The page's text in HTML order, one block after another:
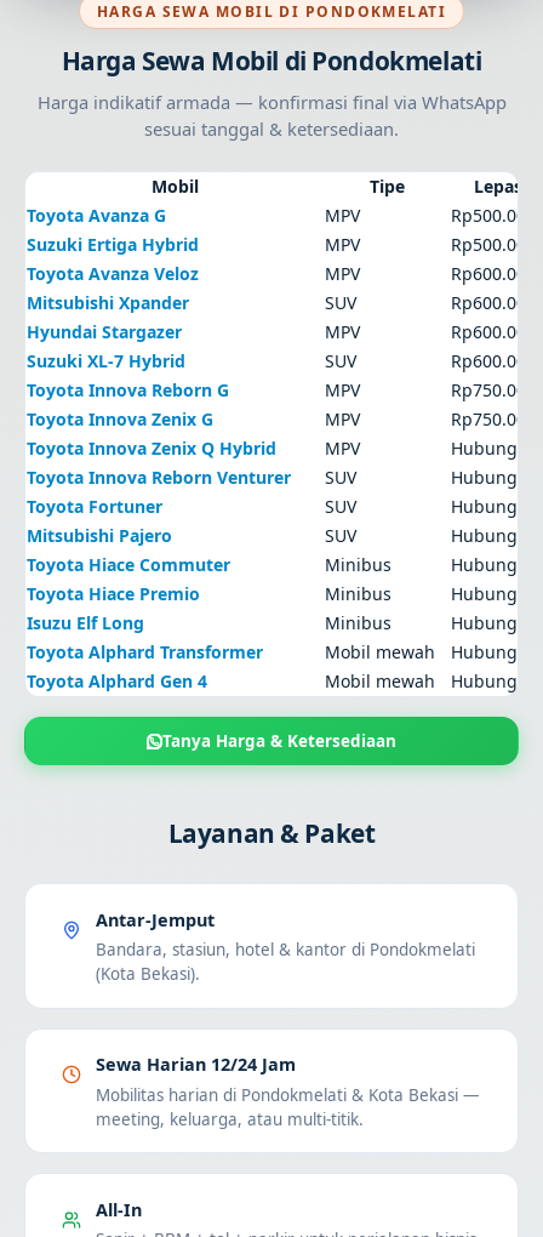
HARGA SEWA MOBIL DI PONDOKMELATI
Harga Sewa Mobil di Pondokmelati
Harga indikatif armada — konfirmasi final via WhatsApp
sesuai tanggal & ketersediaan.
Mobil Tipe
Lepas
Toyota Avanza G
MPV
Rp500.000
Suzuki Ertiga Hybrid
MPV
Rp500.000
Toyota Avanza Veloz
MPV
Rp600.000
Mitsubishi Xpander
SUV
Rp600.000
Hyundai Stargazer
MPV
Rp600.000
Suzuki XL-7 Hybrid
SUV
Rp600.000
Toyota Innova Reborn G
MPV
Rp750.000
Toyota Innova Zenix G
MPV
Rp750.000
Toyota Innova Zenix Q Hybrid
MPV
Hubungi
Toyota Innova Reborn Venturer
SUV
Hubungi
Toyota Fortuner
SUV
Hubungi
Mitsubishi Pajero
SUV
Hubungi
Toyota Hiace Commuter
Minibus
Hubungi
Toyota Hiace Premio
Minibus
Hubungi
Isuzu Elf Long
Minibus
Hubungi
Toyota Alphard Transformer
Mobil mewah
Hubungi
Toyota Alphard Gen 4
Mobil mewah Hubungi
Tanya Harga & Ketersediaan
Layanan & Paket
Antar-Jemput
Bandara, stasiun, hotel & kantor di Pondokmelati
(Kota Bekasi).
Sewa Harian 12/24 Jam
Mobilitas harian di Pondokmelati & Kota Bekasi —
meeting, keluarga, atau multi-titik.
All-In